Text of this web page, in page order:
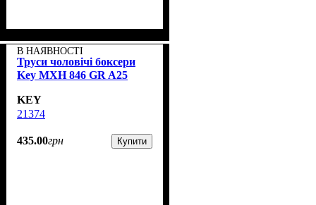
В НАЯВНОСТІ
Труси чоловічі боксери
Key MXH 846 GR A25
KEY
21374
435.00грн Купити